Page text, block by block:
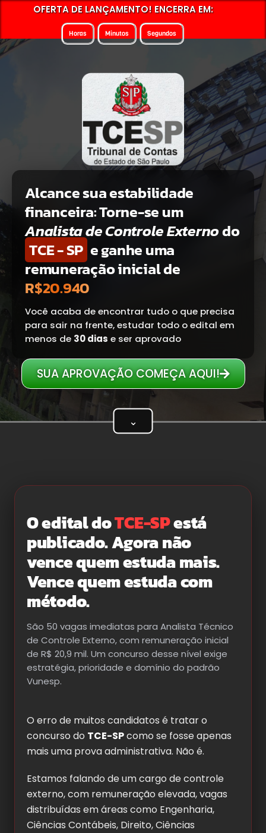
OFERTA DE LANÇAMENTO! ENCERRA EM:
Horas Minutos Segundos
Alcance sua estabilidade
financeira: Torne-se um
Analista de Controle Externodo
TCE - SP e ganhe uma
remuneração inicial de
R$20.940
Você acaba de encontrar tudo o que precisa
para sair na frente, estudar todo o edital em
menos de 30 dias e ser aprovado
SUA APROVAÇÃO COMEÇA AQUI!
⌄
O edital doTCE-SPestá
publicado. Agora não
vence quem estuda mais.
Vence quem estuda com
método.
São 50 vagas imediatas para Analista Técnico
de Controle Externo, com remuneração inicial
de R$ 20,9 mil. Um concurso desse nível exige
estratégia, prioridade e domínio do padrão
Vunesp.
O erro de muitos candidatos é tratar o
concurso do TCE-SPcomo se fosse apenas
mais uma prova administrativa. Não é.
Estamos falando de um cargo de controle
externo, com remuneração elevada, vagas
distribuídas em áreas como Engenharia,
Ciências Contábeis, Direito, Ciências